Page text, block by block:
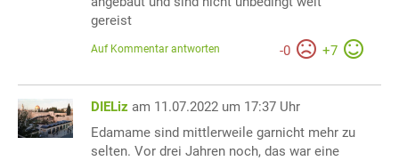
gereist
-0 +7
Auf Kommentar antworten
DIELiz am 11.07.2022 um 17:37 Uhr
Edamame sind mittlerweile garnicht mehr zu
selten. Vor drei Jahren noch, das war eine